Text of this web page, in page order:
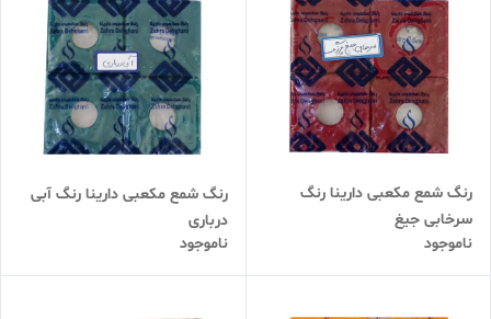
رنگ شمع مکعبی دارینا رنگ
سرخابی جیغ
ناموجود
رنگ شمع مکعبی دارینا رنگ آبی
درباری
ناموجود